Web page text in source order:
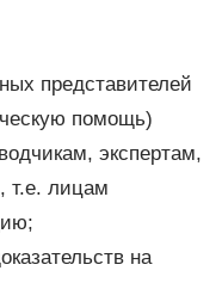
представителей
помощь)
экспертам,
т.е. лицам
на